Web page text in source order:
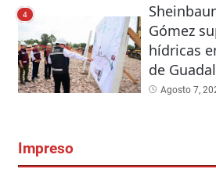
4
Gómez
hídricas
de
Agosto 7,
Impreso